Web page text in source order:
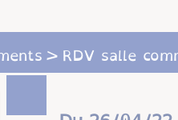
RDV salle